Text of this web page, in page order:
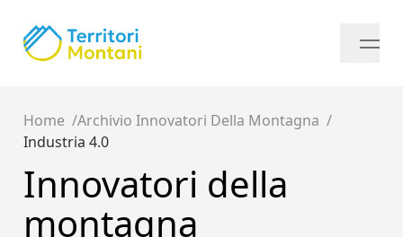
Home
Archivio Innovatori Della Montagna
Industria 4.0
Innovatori della
montagna